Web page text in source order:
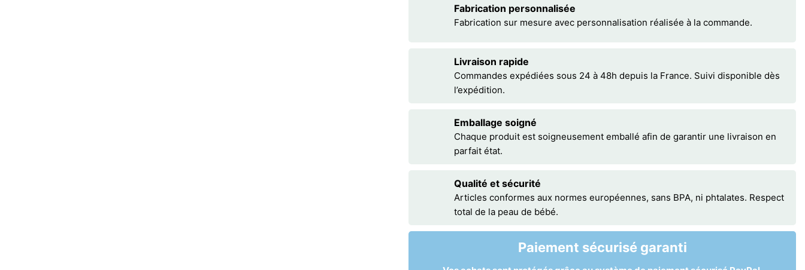
Fabrication personnalisée
Fabrication sur mesure avec personnalisation réalisée à la commande.
Livraison rapide
Commandes expédiées sous 24 à 48h depuis la France. Suivi disponible dès
l’expédition.
Emballage soigné
Chaque produit est soigneusement emballé afin de garantir une livraison en
parfait état.
Qualité et sécurité
Articles conformes aux normes européennes, sans BPA, ni phtalates. Respect
total de la peau de bébé.
Paiement sécurisé garanti